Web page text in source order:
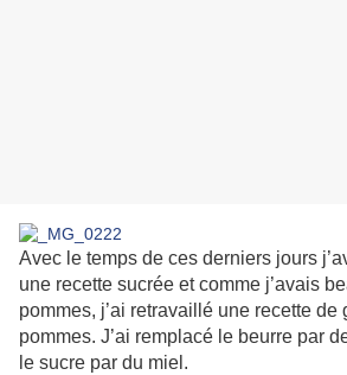
Avec le temps de ces derniers jours
une recette sucrée et comme j’avais
pommes, j’ai retravaillé une recette de
pommes. J’ai remplacé le beurre par
le sucre par du miel.